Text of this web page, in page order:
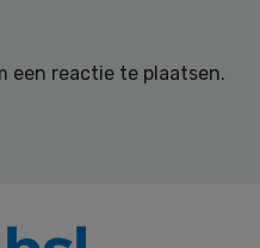
een reactie te plaatsen.